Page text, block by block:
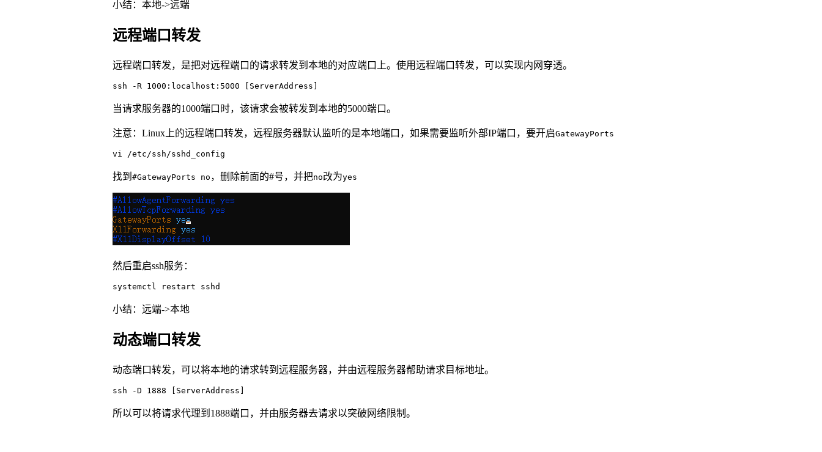
小结：本地->远端
远程端口转发
远程端口转发，是把对远程端口的请求转发到本地的对应端口上。使用远程端口转发，可以实现内网穿透。
ssh -R 1000:localhost:5000 [ServerAddress]
当请求服务器的1000端口时，该请求会被转发到本地的5000端口。
注意：Linux上的远程端口转发，远程服务器默认监听的是本地端口，如果需要监听外部IP端口，要开启GatewayPorts
vi /etc/ssh/sshd_config
找到 #GatewayPorts no ，删除前面的#号，并把no改为yes
然后重启ssh服务：
systemctl restart sshd
小结：远端->本地
动态端口转发
动态端口转发，可以将本地的请求转到远程服务器，并由远程服务器帮助请求目标地址。
ssh -D 1888 [ServerAddress]
所以可以将请求代理到1888端口，并由服务器去请求以突破网络限制。